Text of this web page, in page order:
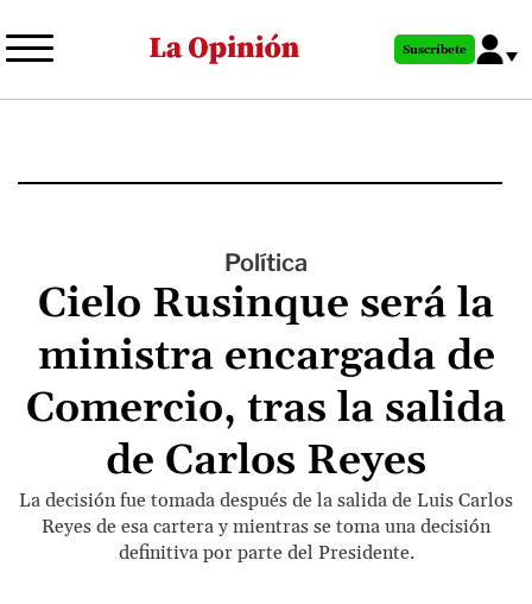
al
principal
Suscríbete
Política
Cielo Rusinque será la
ministra encargada de
Comercio, tras la salida
de Carlos Reyes
La decisión fue tomada después de la salida de Luis Carlos
Reyes de esa cartera y mientras se toma una decisión
definitiva por parte del Presidente.